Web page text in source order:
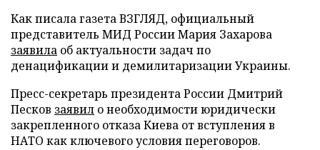
Как писала газета ВЗГЛЯД, официальный
представитель МИД России Мария Захарова
заявила об актуальности задач по
денацификации и демилитаризации Украины.
Пресс-секретарь президента России Дмитрий
Песков заявил о необходимости юридически
закрепленного отказа Киева от вступления в
НАТО как ключевого условия переговоров.